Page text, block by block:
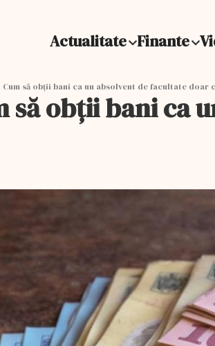
Actualitate Finante
Cum să obții bani ca un absolvent de facultate doar
să obții bani ca